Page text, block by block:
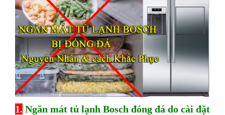
1. Ngăn mát tủ lạnh Bosch đóng đá do cài đặt